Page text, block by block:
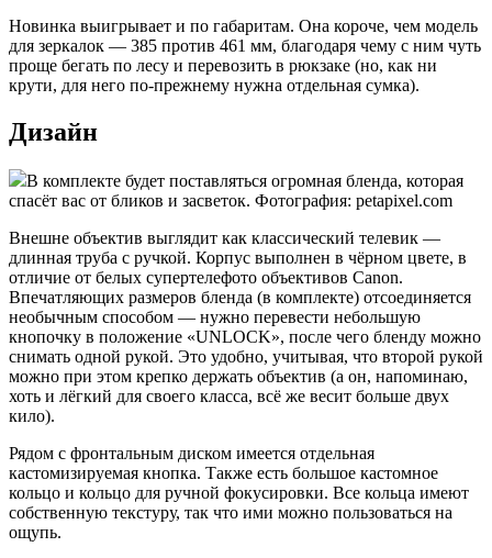
Новинка выигрывает и по габаритам. Она короче, чем модель
для зеркалок — 385 против 461 мм, благодаря чему с ним чуть
проще бегать по лесу и перевозить в рюкзаке (но, как ни
крути, для него по-прежнему нужна отдельная сумка).
Дизайн
В комплекте будет поставляться огромная бленда, которая
спасёт вас от бликов и засветок. Фотография: petapixel.com
Внешне объектив выглядит как классический телевик —
длинная труба с ручкой. Корпус выполнен в чёрном цвете, в
отличие от белых супертелефото объективов Canon.
Впечатляющих размеров бленда (в комплекте) отсоединяется
необычным способом — нужно перевести небольшую
кнопочку в положение «UNLOCK», после чего бленду можно
снимать одной рукой. Это удобно, учитывая, что второй рукой
можно при этом крепко держать объектив (а он, напоминаю,
хоть и лёгкий для своего класса, всё же весит больше двух
кило).
Рядом с фронтальным диском имеется отдельная
кастомизируемая кнопка. Также есть большое кастомное
кольцо и кольцо для ручной фокусировки. Все кольца имеют
собственную текстуру, так что ими можно пользоваться на
ощупь.